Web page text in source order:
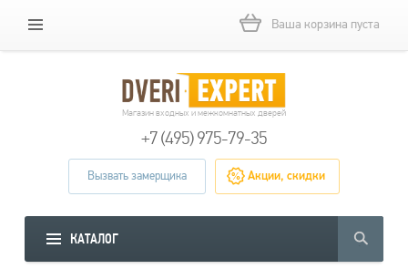
Ваша корзина пуста
Магазин входных и межкомнатных дверей
+7 (495) 975-79-35
Вызвать замерщика Акции, скидки
КАТАЛОГ